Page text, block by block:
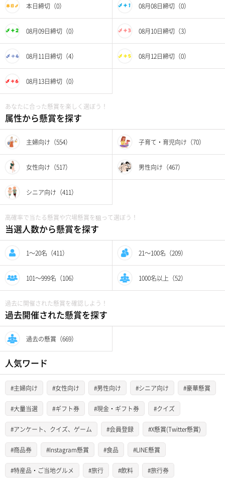
本日締切（0） 08月08日締切（0）
08月09日締切（0） 08月10日締切（3）
08月11日締切（4） 08月12日締切（0）
08月13日締切（0）
あなたに合った懸賞を楽しく選ぼう！
属性から懸賞を探す
主婦向け（554） 子育て・育児向け（70）
女性向け（517） 男性向け（467）
シニア向け（411）
高確率で当たる懸賞や穴場懸賞を狙って選ぼう！
当選人数から懸賞を探す
1〜20名（411） 21〜100名（209）
101〜999名（106） 1000名以上（52）
過去に開催された懸賞を確認しよう！
過去開催された懸賞を探す
過去の懸賞（669）
人気ワード
#主婦向け #女性向け #男性向け #シニア向け #豪華懸賞
#大量当選 #ギフト券 #現金・ギフト券 #クイズ
#アンケート、クイズ、ゲーム #会員登録 #X懸賞(Twitter懸賞)
#商品券 #Instagram懸賞 #食品 #LINE懸賞
#特産品・ご当地グルメ #旅行 #飲料 #旅行券